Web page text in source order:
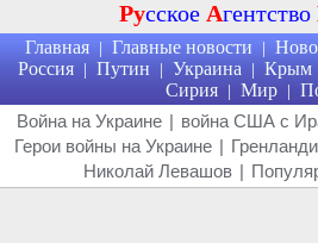
Русское Агентство
Главная | Главные новости |
Россия | Путин | Украина | Крым
Сирия | Мир |
Война на Украине | война США с
Герои войны на Украине |
Николай Левашов |